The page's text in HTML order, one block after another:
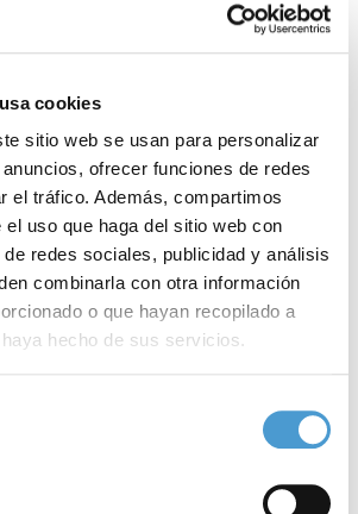
cookies
sitio web se usan para personalizar
ofrecer funciones de redes
el tráfico. Además, compartimos
el uso que haga del sitio web con
redes sociales, publicidad y análisis
combinarla con otra información
o que hayan recopilado a
hecho de sus servicios.